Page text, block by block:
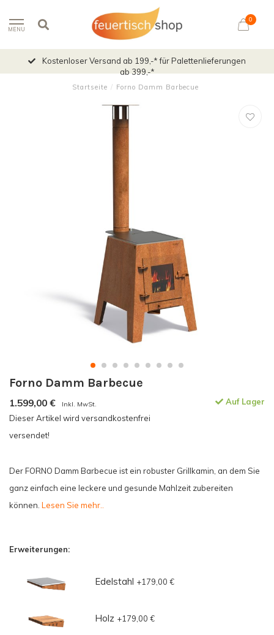
MENU
0
Kostenloser Versand ab 199,-* für Palettenlieferungen
ab 399,-*
Startseite / Forno Damm Barbecue
Forno Damm Barbecue
1.599,00 € Inkl. MwSt.
Dieser Artikel wird versandkostenfrei
versendet!
Auf Lager
Der FORNO Damm Barbecue ist ein robuster Grillkamin, an dem Sie
ganz einfach eine leckere und gesunde Mahlzeit zubereiten
können. Lesen Sie mehr..
Erweiterungen:
Edelstahl +179,00 €
Holz +179,00 €